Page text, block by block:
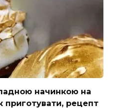
начинкою на
приготувати, рецепт